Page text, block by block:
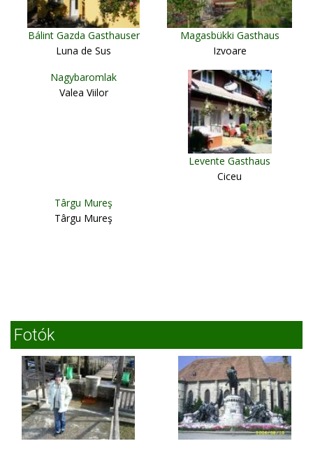
Bálint Gazda Gasthauser
Luna de Sus
Magasbükki Gasthaus
Izvoare
Nagybaromlak
Valea Viilor
Levente Gasthaus
Ciceu
Târgu Mureş
Târgu Mureş
Fotók